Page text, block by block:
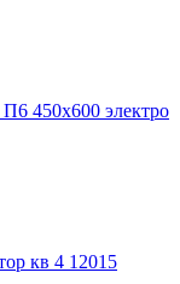
450x600 электро